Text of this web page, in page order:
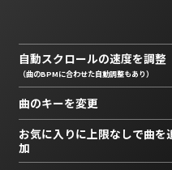
自動スクロールの速度を調整
（曲のBPMに合わせた自動調整もあり）
曲のキーを変更
お気に入りに上限なしで曲を
加